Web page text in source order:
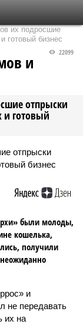
их подросшие
готовый бизнес
отпрыски
и готовый
22099
и
были молоды,
кошелька,
получили
и
не передавать
их на